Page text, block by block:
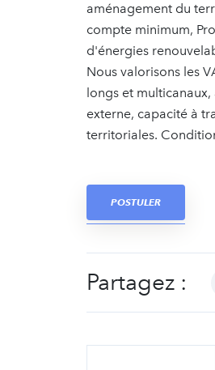
aménagement du
compte minimum,
d'énergies
Nous valorisons les
longs et
externe, capacité à
territoriales.
POSTULER
Partagez :